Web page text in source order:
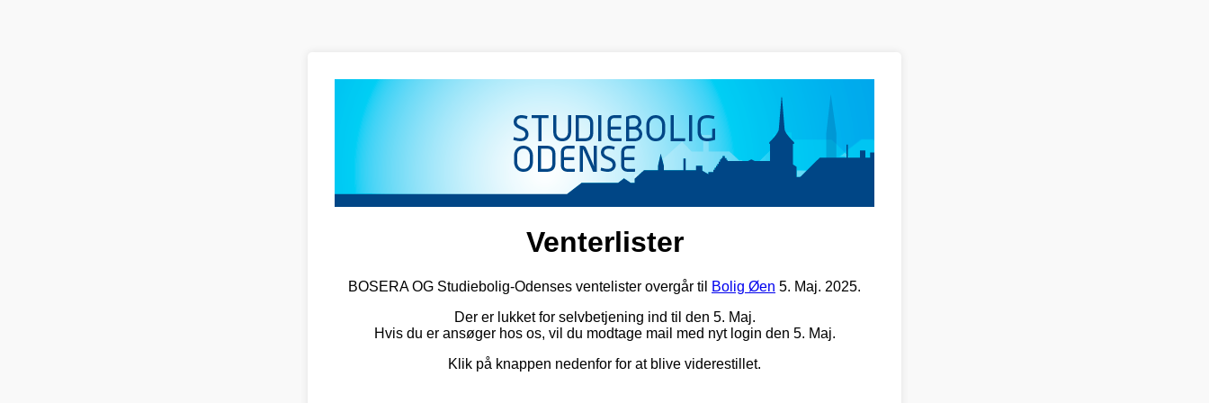
Venterlister
BOSERA OG Studiebolig-Odenses ventelister overgår til Bolig Øen 5. Maj. 2025.
Der er lukket for selvbetjening ind til den 5. Maj.
Hvis du er ansøger hos os, vil du modtage mail med nyt login den 5. Maj.
Klik på knappen nedenfor for at blive viderestillet.